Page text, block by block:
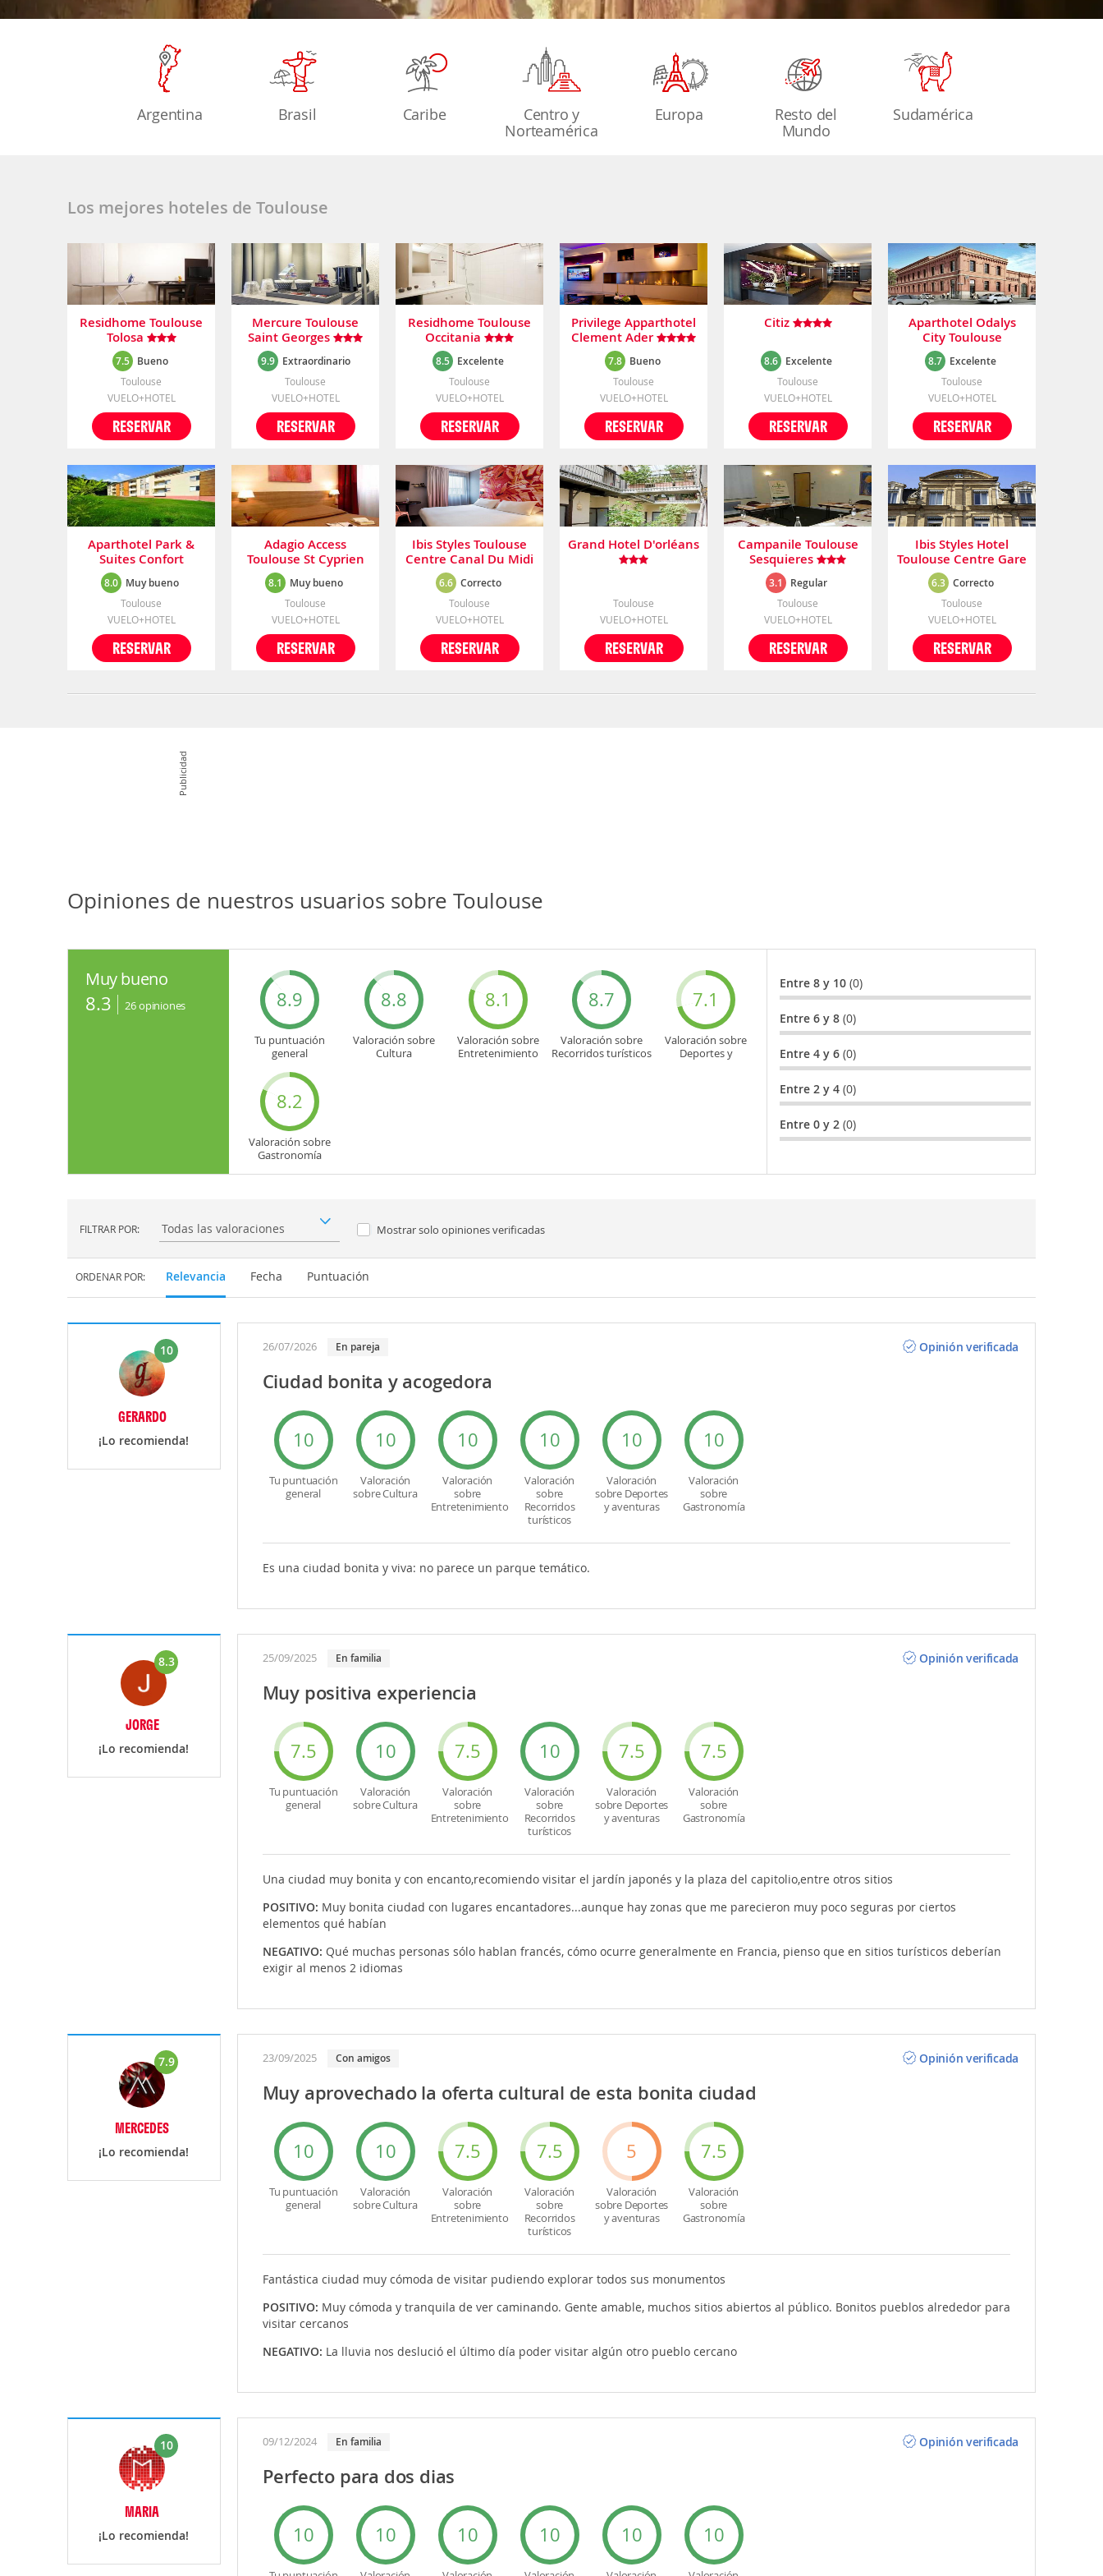
Argentina Brasil Caribe
Centro y
Norteamérica
Europa
Resto del
Mundo
Sudamérica
Los mejores hoteles de Toulouse
Residhome Toulouse
Tolosa
7.5 Bueno
Toulouse
VUELO+HOTEL
RESERVAR
Mercure Toulouse
Saint Georges
9.9 Extraordinario
Toulouse
VUELO+HOTEL
RESERVAR
Residhome Toulouse
Occitania
8.5 Excelente
Toulouse
VUELO+HOTEL
RESERVAR
Privilege Apparthotel
Clement Ader
7.8 Bueno
Toulouse
VUELO+HOTEL
RESERVAR
Citiz
8.6 Excelente
Toulouse
VUELO+HOTEL
RESERVAR
Aparthotel Odalys
City Toulouse
Colombélie
8.7 Excelente
Toulouse
VUELO+HOTEL
RESERVAR
Aparthotel Park &
Suites Confort
Tournefeuille
8.0 Muy bueno
Toulouse
VUELO+HOTEL
RESERVAR
Adagio Access
Toulouse St Cyprien
8.1 Muy bueno
Toulouse
VUELO+HOTEL
RESERVAR
Ibis Styles Toulouse
Centre Canal Du Midi
6.6 Correcto
Toulouse
VUELO+HOTEL
RESERVAR
Grand Hotel D'orléans
Toulouse
VUELO+HOTEL
RESERVAR
Campanile Toulouse
Sesquieres
3.1 Regular
Toulouse
VUELO+HOTEL
RESERVAR
Ibis Styles Hotel
Toulouse Centre Gare
6.3 Correcto
Toulouse
VUELO+HOTEL
RESERVAR
Publicidad
Opiniones de nuestros usuarios sobre Toulouse
Muy bueno
8.3 26opiniones 8.9
Tu puntuación
general
8.8
Valoración sobre
Cultura
8.1
Valoración sobre
Entretenimiento
8.7
Valoración sobre
Recorridos turísticos
7.1
Valoración sobre
Deportes y
8.2
Valoración sobre
Gastronomía
Entre 8 y 10 (0)
Entre 6 y 8 (0)
Entre 4 y 6 (0)
Entre 2 y 4 (0)
Entre 0 y 2 (0)
FILTRAR POR: Filtrar por: Mostrar solo opiniones verificadas
ORDENAR POR: Relevancia Fecha Puntuación
10
GERARDO
¡Lo recomienda!
26/07/2026 En pareja Opinión verificada
Ciudad bonita y acogedora
10
Tu puntuación
general
10
Valoración
sobre Cultura
10
Valoración
sobre
Entretenimiento
10
Valoración
sobre
Recorridos
turísticos
10
Valoración
sobre Deportes
y aventuras
10
Valoración
sobre
Gastronomía
Es una ciudad bonita y viva: no parece un parque temático.
8.3
JORGE
¡Lo recomienda!
25/09/2025 En familia Opinión verificada
Muy positiva experiencia
7.5
Tu puntuación
general
10
Valoración
sobre Cultura
7.5
Valoración
sobre
Entretenimiento
10
Valoración
sobre
Recorridos
turísticos
7.5
Valoración
sobre Deportes
y aventuras
7.5
Valoración
sobre
Gastronomía
Una ciudad muy bonita y con encanto,recomiendo visitar el jardín japonés y la plaza del capitolio,entre otros sitios
POSITIVO: Muy bonita ciudad con lugares encantadores...aunque hay zonas que me parecieron muy poco seguras por ciertos
elementos qué habían
NEGATIVO: Qué muchas personas sólo hablan francés, cómo ocurre generalmente en Francia, pienso que en sitios turísticos deberían
exigir al menos 2 idiomas
7.9
MERCEDES
¡Lo recomienda!
23/09/2025 Con amigos Opinión verificada
Muy aprovechado la oferta cultural de esta bonita ciudad
10
Tu puntuación
general
10
Valoración
sobre Cultura
7.5
Valoración
sobre
Entretenimiento
7.5
Valoración
sobre
Recorridos
turísticos
5
Valoración
sobre Deportes
y aventuras
7.5
Valoración
sobre
Gastronomía
Fantástica ciudad muy cómoda de visitar pudiendo explorar todos sus monumentos
POSITIVO: Muy cómoda y tranquila de ver caminando. Gente amable, muchos sitios abiertos al público. Bonitos pueblos alrededor para
visitar cercanos
NEGATIVO: La lluvia nos deslució el último día poder visitar algún otro pueblo cercano
10
MARIA
¡Lo recomienda!
09/12/2024 En familia Opinión verificada
Perfecto para dos dias
10 10 10 10 10 10